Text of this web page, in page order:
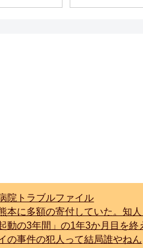
院トラブルファイル
本に多額の寄付していた。知
動の3年間」の1年3か月目を終
の事件の犯人って結局誰やねん